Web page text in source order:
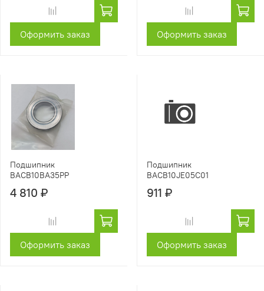
Оформить заказ Оформить заказ
Подшипник
BACB10BA35PP
4 810 ₽
Оформить заказ
Подшипник
BACB10JE05C01
911 ₽
Оформить заказ